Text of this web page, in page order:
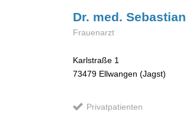
Dr. med. Sebastian
Frauenarzt
Karlstraße 1
73479 Ellwangen (Jagst)
Privatpatienten